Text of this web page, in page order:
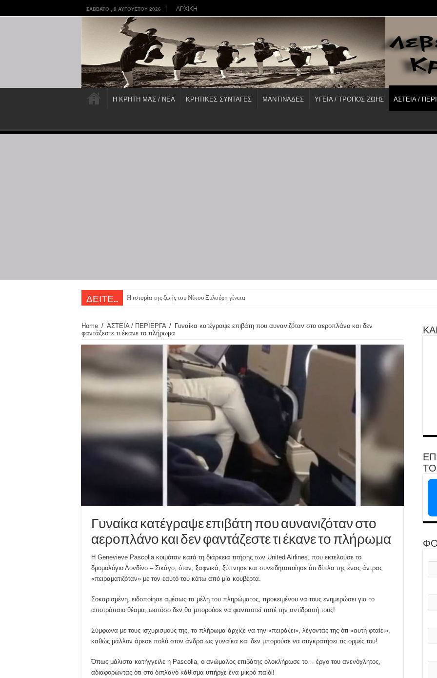
ΣΆΒΒΑΤΟ , 8 ΑΥΓΟΎΣΤΟΥ 2026 ΑΡΧΙΚΗ
Η ΚΡΗΤΗ ΜΑΣ / ΝΕΑ ΚΡΗΤΙΚΕΣ ΣΥΝΤΑΓΕΣ ΜΑΝΤΙΝΑΔΕΣ ΥΓΕΙΑ / ΤΡΟΠΟΣ ΖΩΗΣ ΑΣΤΕΙΑ /
ΔΕΙΤΕ... Η ιστορία της ζωής του Νίκου Ξυλούρη γίνεται θεατρική παρ
Home / ΑΣΤΕΙΑ / ΠΕΡΙΕΡΓΑ / Γυναίκα κατέγραψε επιβάτη που αυνανιζόταν στο αεροπλάνο και δεν
φαντάζεστε τι έκανε το πλήρωμα
Γυναίκα κατέγραψε επιβάτη που αυνανιζόταν στο
αεροπλάνο και δεν φαντάζεστε τι έκανε το πλήρωμα
Η Genevieve Pascolla κοιμόταν κατά τη διάρκεια πτήσης των United Airlines, που εκτελούσε το
δρομολόγιο Λονδίνο – Σικάγο, όταν, ξαφνικά, ξύπνησε και συνειδητοποίησε ότι δίπλα της ένας άντρας
«πειραματιζόταν» με τον εαυτό του κάτω από μία κουβέρτα.
Σοκαρισμένη, ειδοποίησε αμέσως τα μέλη του πληρώματος, προκειμένου να τους ενημερώσει για το
αποτρόπαιο θέαμα, ωστόσο δεν θα μπορούσε να φανταστεί ποτέ την αντίδρασή τους!
Σύμφωνα με τους ισχυρισμούς της, το πλήρωμα άρχιζε να την «πειράζει», λέγοντάς της ότι «αυτή φταίει»,
καθώς μάλλον άρεσε πολύ στον άνδρα ως γυναίκα και δεν μπορούσε να συγκρατήσει τις ορμές του!
Όπως μάλιστα κατήγγειλε η Pascolla, ο ανώμαλος επιβάτης ολοκλήρωσε το… έργο του ανενόχλητος,
αδιαφορώντας ότι στο διπλανό κάθισμα υπήρχε ένα μικρό παιδί!
ΤΟ